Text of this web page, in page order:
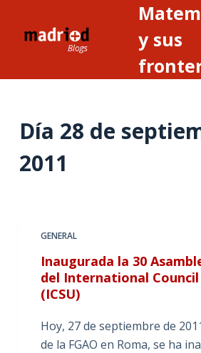
y sus
Día 28 de
2011
GENERAL
Inaugurada la 30
del International Council
(ICSU)
Hoy, 27 de septiembre de
de la FGAO en Roma, se ha